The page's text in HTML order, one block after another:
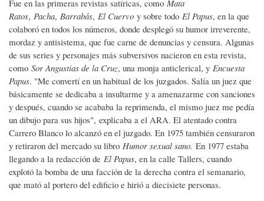
Fue en las primeras revistas satíricas, como Mata
Ratos, Pacha, Barrabás, El Cuervo y sobre todo El Papus, en la que
colaboró en todos los números, donde desplegó su humor irreverente,
mordaz y antisistema, que fue carne de denuncias y censura. Algunas
de sus series y personajes más subversivos nacieron en esta revista,
como Sor Angustias de la Cruz, una monja anticlerical, y Encuesta
Papus. "Me convertí en un habitual de los juzgados. Salía un juez que
básicamente se dedicaba a insultarme y a amenazarme con sanciones
y después, cuando se acababa la reprimenda, el mismo juez me pedía
un dibujo para sus hijos", explicaba a el ARA. El atentado contra
Carrero Blanco lo alcanzó en el juzgado. En 1975 también censuraron
y retiraron del mercado su libro Humor sexual sano. En 1977 estaba
llegando a la redacción de El Papus, en la calle Tallers, cuando
explotó la bomba de una facción de la derecha contra el semanario,
que mató al portero del edificio e hirió a diecisiete personas.